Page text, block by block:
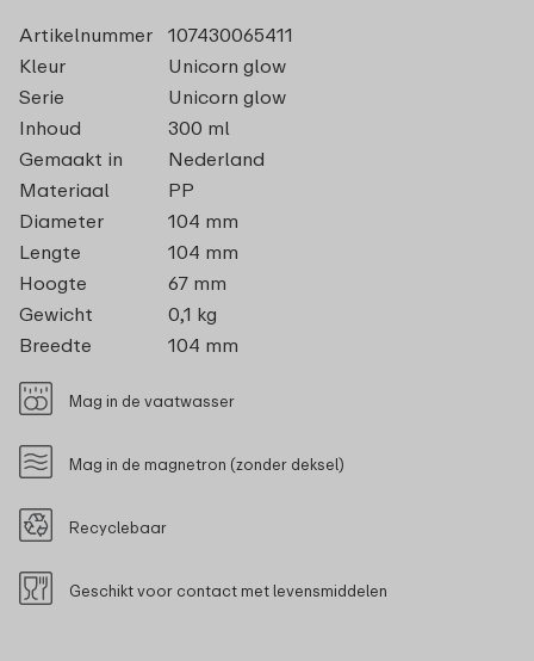
Artikelnummer
107430065411
Kleur
Unicorn glow
Serie
Unicorn glow
Inhoud
300 ml
Gemaakt in
Nederland
Materiaal
PP
Diameter
104 mm
Lengte
104 mm
Hoogte
67 mm
Gewicht
0,1 kg
Breedte
104 mm
Mag in de vaatwasser
Mag in de magnetron (zonder deksel)
Recyclebaar
Geschikt voor contact met levensmiddelen